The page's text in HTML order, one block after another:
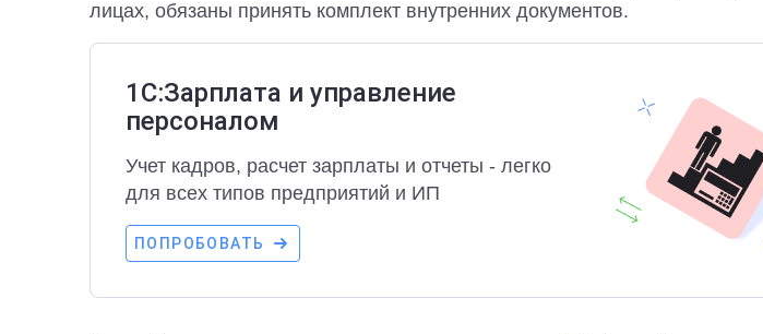
лицах, обязаны принять комплект внутренних документов.
1С:Зарплата и управление
персоналом
Учет кадров, расчет зарплаты и отчеты - легко
для всех типов предприятий и ИП
ПОПРОБОВАТЬ